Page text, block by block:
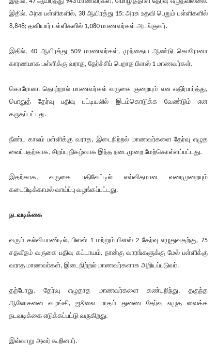
இதில், அரசு பள்ளிகளில், 38 ஆயிரத்து 15; அரசு உதவி பெறும் பள்ளிகளில்
8,848; தனியார் பள்ளிகளில் 1,080 மாணவர்கள் அடங்குவர்.
இதில், 40 ஆயிரத்து 509 மாணவர்கள், முந்தைய ஆண்டு கொரோனா
காரணமாக பள்ளிக்கு வராத, தேர்ச்சிப் பெறாத பிளஸ் 1 மாணவர்கள்.
கொரோனா தொற்றால் மாணவர்கள் வருகை குறையும் என எதிர்பார்த்து,
பொதுத் தேர்வு பதிவு பட்டியலில் இடம்கொடுக்க வேண்டும் என
கருதப்பட்டது.
நீண்ட காலம் பள்ளிக்கு வராத, இடைநிற்றல் மாணவர்களை தேர்வு எழுத
வைப்பதற்காக, சிறப்பு நிகழ்வாக இந்த நடைமுறை மேற்கொள்ளப்பட்டது.
இதற்காக, வருகை பதிவேட்டில் எவ்விதமான வரைமுறையும்
கடைபிடிக்காமல் வாய்ப்பு வழங்கப்பட்டது.
நடவடிக்கை
வரும் கல்வியாண்டில், பிளஸ் 1 மற்றும் பிளஸ் 2 தேர்வு எழுதுவதற்கு, 75
சதவீதம் வருகை பதிவு கட்டாயம். நான்கு வாரங்களுக்கு மேல் பள்ளிக்கு
வராத மாணவர்கள், இடைநிற்றல் மாணவர்களாக அறியப்படுவர்.
தற்போது, தேர்வு எழுதாத மாணவர்களை கண்டறிந்து, தகுந்த
ஆலோசனை வழங்கி, ஜூலை மாதம் துணை தேர்வு எழுத வைக்க
நடவடிக்கை எடுக்கப்பட்டு வருகிறது.
இவ்வாறு அவர் கூறினார்.